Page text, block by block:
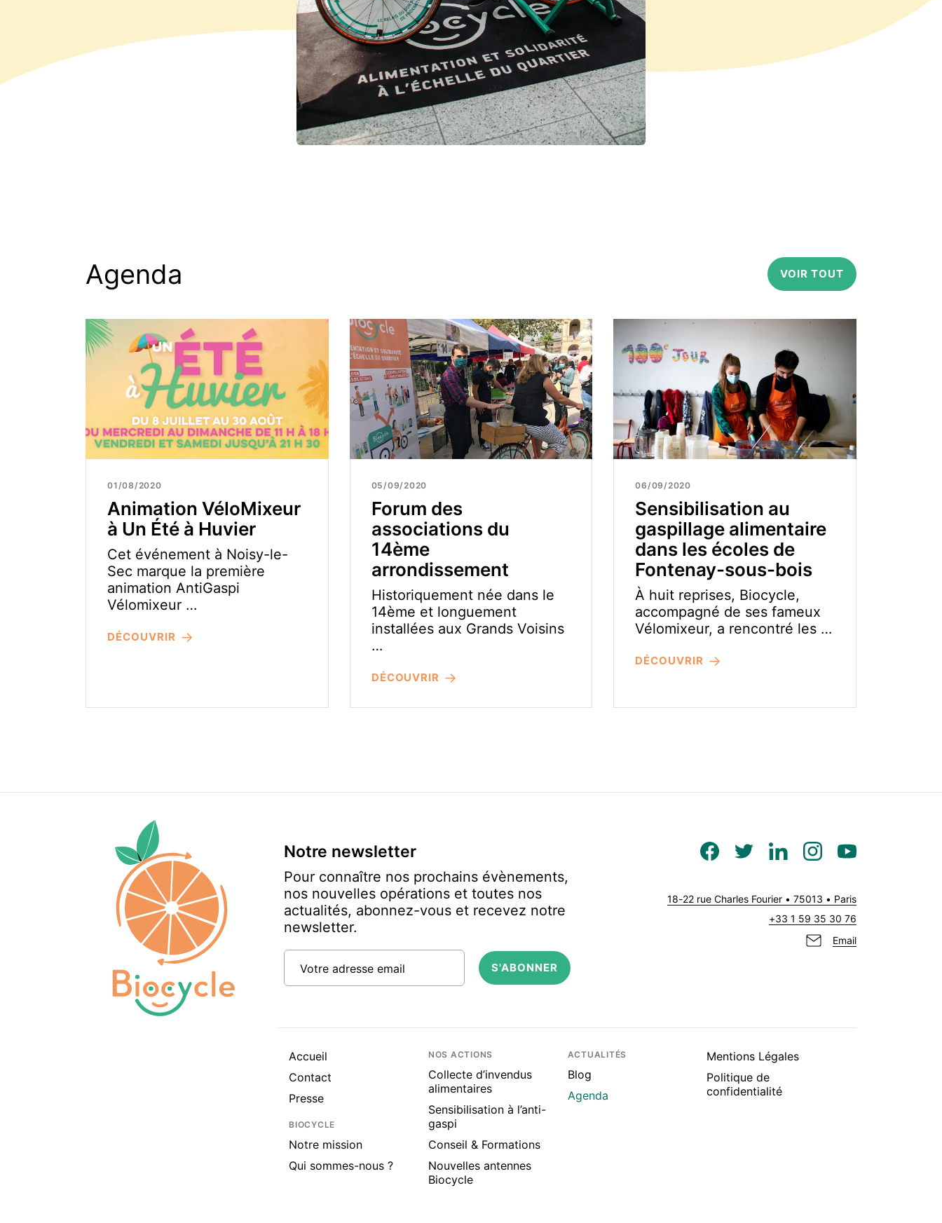
Agenda VOIR TOUT
01/08/2020
Animation VéloMixeur
à Un Été à Huvier
Cet événement à Noisy-le-
Sec marque la première
animation AntiGaspi
Vélomixeur …
DÉCOUVRIR
05/09/2020
Forum des
associations du
14ème
arrondissement
Historiquement née dans le
14ème et longuement
installées aux Grands Voisins
…
DÉCOUVRIR
06/09/2020
Sensibilisation au
gaspillage alimentaire
dans les écoles de
Fontenay-sous-bois
À huit reprises, Biocycle,
accompagné de ses fameux
Vélomixeur, a rencontré les …
DÉCOUVRIR
Notre newsletter
Pour connaître nos prochains évènements,
nos nouvelles opérations et toutes nos
actualités, abonnez-vous et recevez notre
newsletter.
Votre adresse email
18-22 rue Charles Fourier • 75013 • Paris
+33 1 59 35 30 76
Email
Accueil
Contact
Presse
BIOCYCLE
Notre mission
Qui sommes-nous ?
NOS ACTIONS
Collecte d’invendus
alimentaires
Sensibilisation à l’anti-
gaspi
Conseil & Formations
Nouvelles antennes
Biocycle
ACTUALITÉS
Blog
Agenda
Mentions Légales
Politique de
confidentialité